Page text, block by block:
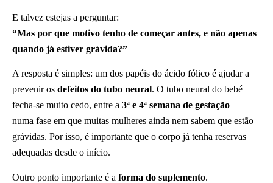
E talvez estejas a perguntar:
“Mas por que motivo tenho de começar antes, e não apenas
quando já estiver grávida?”
A resposta é simples: um dos papéis do ácido fólico é ajudar a
prevenir os defeitos do tubo neural. O tubo neural do bebé
fecha-se muito cedo, entre a 3ª e 4ª semana de gestação —
numa fase em que muitas mulheres ainda nem sabem que estão
grávidas. Por isso, é importante que o corpo já tenha reservas
adequadas desde o início.
Outro ponto importante é a forma do suplemento.